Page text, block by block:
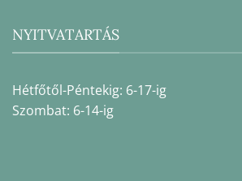
NYITVATARTÁS
Hétfőtől-Péntekig: 6-17-ig
Szombat: 6-14-ig